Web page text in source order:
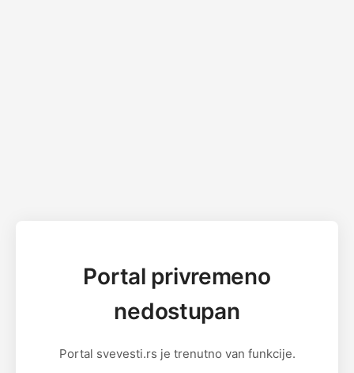
Portal privremeno
nedostupan
Portal svevesti.rs je trenutno van funkcije.